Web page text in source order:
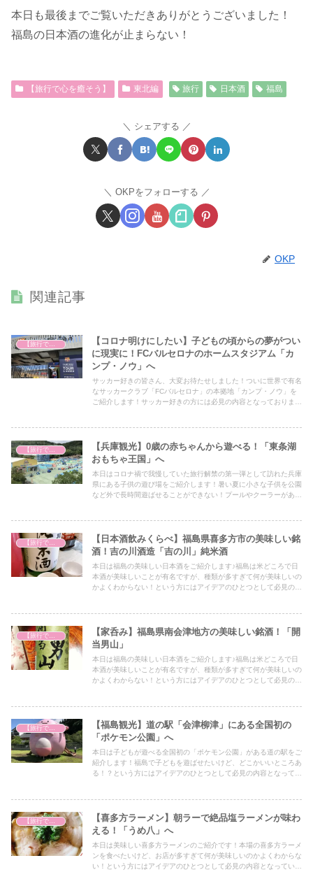
本日も最後までご覧いただきありがとうございました！
福島の日本酒の進化が止まらない！
【旅行で心を癒そう】 東北編 旅行 日本酒 福島
シェアする
OKPをフォローする
OKP
関連記事
【コロナ明けにしたい】子どもの頃からの夢がつい
に現実に！FCバルセロナのホームスタジアム「カ
ンプ・ノウ」へ
サッカー好きの皆さん、大変お待たせしました！ついに世界で有名
なサッカークラブ「FCバルセロナ」の本拠地「カンプ・ノウ」を
ご紹介します！サッカー好きの方には必見の内容となっております
【兵庫観光】0歳の赤ちゃんから遊べる！「東条湖
おもちゃ王国」へ
本日はコロナ禍で我慢していた旅行解禁の第一弾として訪れた兵庫
県にある子供の遊び場をご紹介します！暑い夏に小さな子供を公園
など外で長時間遊ばせることができない！プールやクーラーがある
【日本酒飲みくらべ】福島県喜多方市の美味しい銘
酒！吉の川酒造「吉の川」純米酒
本日は福島の美味しい日本酒をご紹介します♪福島は米どころで日
本酒が美味しいことが有名ですが、種類が多すぎて何が美味しいの
かよくわからない！という方にはアイデアのひとつとして必見の内
【家呑み】福島県南会津地方の美味しい銘酒！「開
当男山」
本日は福島の美味しい日本酒をご紹介します♪福島は米どころで日
本酒が美味しいことが有名ですが、種類が多すぎて何が美味しいの
かよくわからない！という方にはアイデアのひとつとして必見の内
【旅行で心を癒そう】
【福島観光】道の駅「会津柳津」にある全国初の
「ポケモン公園」へ
本日は子どもが遊べる全国初の「ポケモン公園」がある道の駅をご
紹介します！福島で子どもを遊ばせたいけど、どこかいいところあ
る！？という方にはアイデアのひとつとして必見の内容となってい
【旅行で心を癒そう】
【喜多方ラーメン】朝ラーで絶品塩ラーメンが味わ
える！「うめ八」へ
本日は美味しい喜多方ラーメンのご紹介です！本場の喜多方ラーメ
ンを食べたいけど、お店が多すぎて何が美味しいのかよくわからな
い！という方にはアイデアのひとつとして必見の内容となっていま